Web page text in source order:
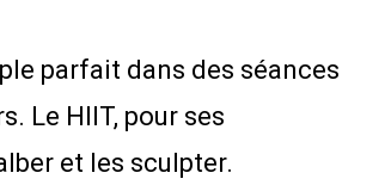
parfait dans des séances
Le HIIT, pour ses
et les sculpter.